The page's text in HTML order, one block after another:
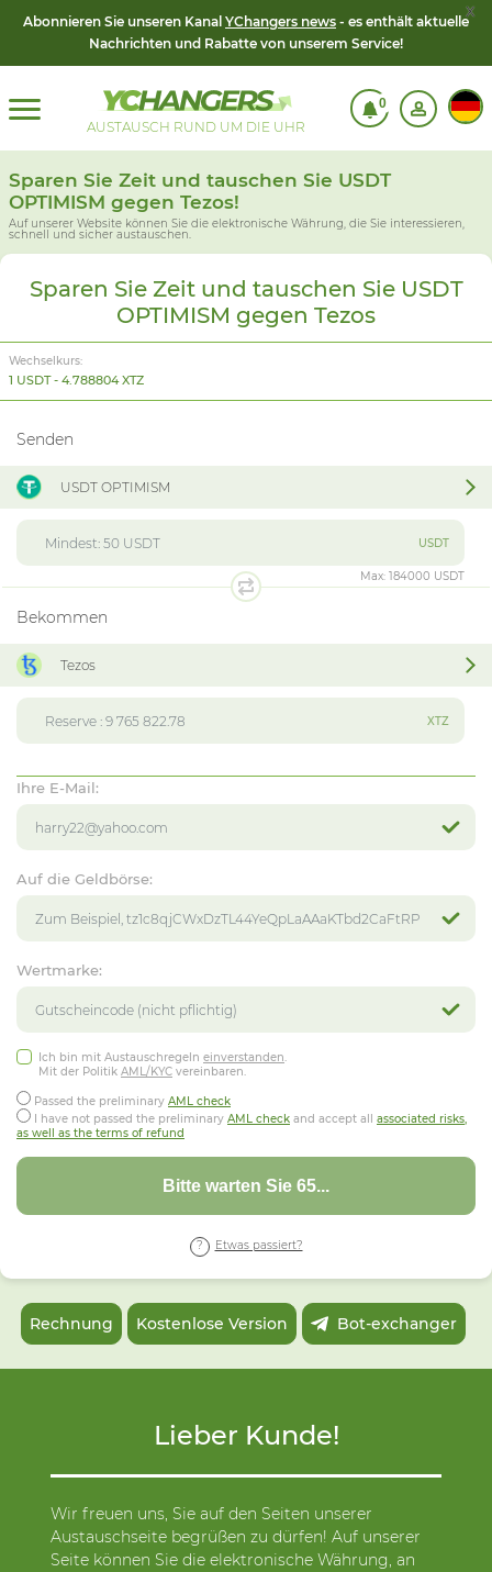
Abonnieren Sie unseren Kanal YChangers news - es enthält aktuelle
Nachrichten und Rabatte von unserem Service!
x
AUSTAUSCH RUND UM DIE UHR
0
Sparen Sie Zeit und tauschen Sie USDT
OPTIMISM gegen Tezos!
Auf unserer Website können Sie die elektronische Währung, die Sie interessieren,
schnell und sicher austauschen.
Sparen Sie Zeit und tauschen Sie USDT
OPTIMISM gegen Tezos
Wechselkurs:
1 USDT - 4.788804 XTZ
Senden
USDT OPTIMISM
USDT
Max: 184000 USDT
Bekommen
Tezos
XTZ
Ihre E-Mail:
Auf die Geldbörse:
Wertmarke:
Ich bin mit Austauschregeln einverstanden.
Mit der Politik AML/KYC vereinbaren.
Passed the preliminary AML check
I have not passed the preliminary AML check and accept all associated risks,
as well as the terms of refund
Bitte warten Sie 62...
Etwas passiert?
Rechnung Kostenlose Version Bot-exchanger
Lieber Kunde!
Wir freuen uns, Sie auf den Seiten unserer
Austauschseite begrüßen zu dürfen! Auf unserer
Seite können Sie die elektronische Währung, an